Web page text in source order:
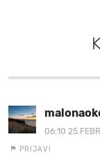
06:10
PRIJAVI